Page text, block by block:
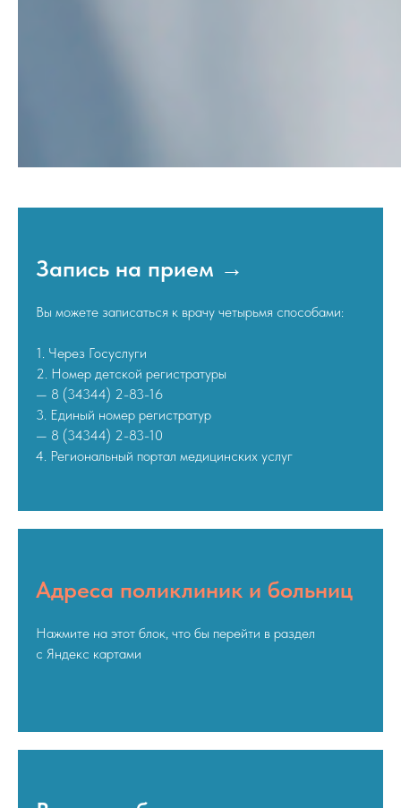
Запись на прием →
Вы можете записаться к врачу четырьмя способами:
1. Через Госуслуги
2. Номер детской регистратуры
— 8 (34344) 2-83-16
3. Единый номер регистратур
— 8 (34344) 2-83-10
4. Региональный портал медицинских услуг
Адреса поликлиник и больниц
Нажмите на этот блок, что бы перейти в раздел
с Яндекс картами